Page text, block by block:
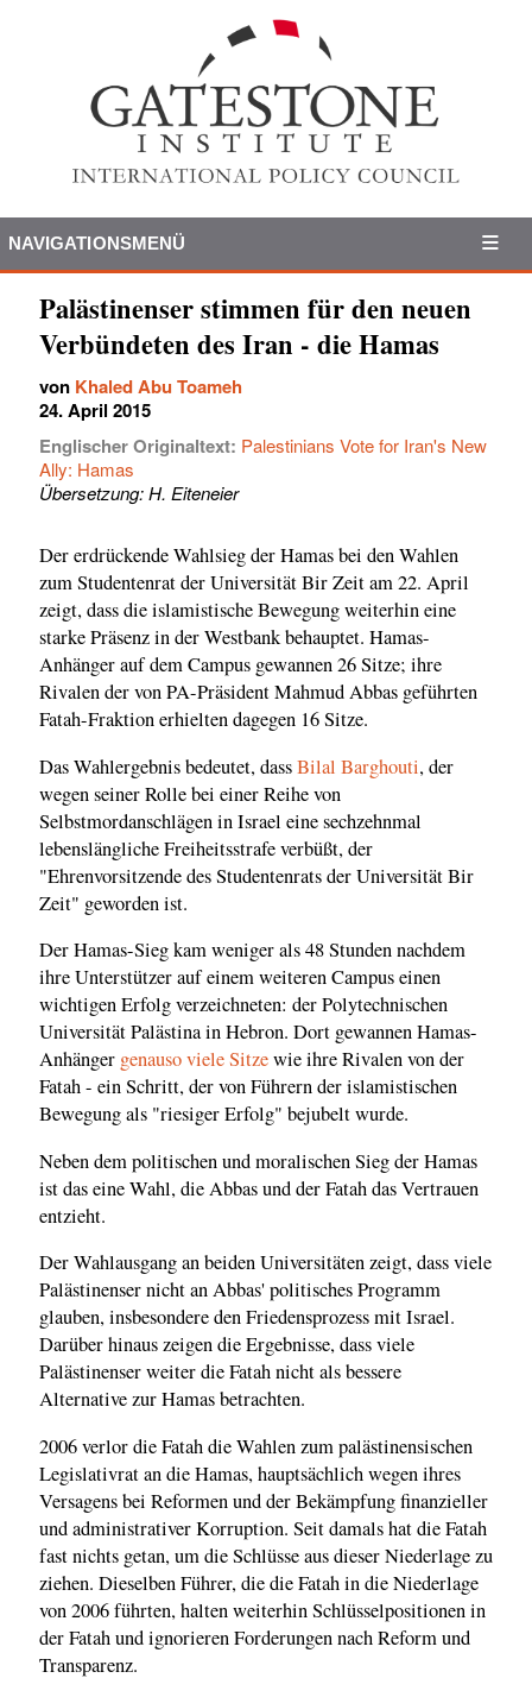
NAVIGATIONSMENÜ
Palästinenser stimmen für den neuen
Verbündeten des Iran - die Hamas
von Khaled Abu Toameh
24. April 2015
Englischer Originaltext: Palestinians Vote for Iran's New
Ally: Hamas
Übersetzung: H. Eiteneier
Der erdrückende Wahlsieg der Hamas bei den Wahlen
zum Studentenrat der Universität Bir Zeit am 22. April
zeigt, dass die islamistische Bewegung weiterhin eine
starke Präsenz in der Westbank behauptet. Hamas-
Anhänger auf dem Campus gewannen 26 Sitze; ihre
Rivalen der von PA-Präsident Mahmud Abbas geführten
Fatah-Fraktion erhielten dagegen 16 Sitze.
Das Wahlergebnis bedeutet, dassBilal Barghouti, der
wegen seiner Rolle bei einer Reihe von
Selbstmordanschlägen in Israel eine sechzehnmal
lebenslängliche Freiheitsstrafe verbüßt, der
"Ehrenvorsitzende des Studentenrats der Universität Bir
Zeit" geworden ist.
Der Hamas-Sieg kam weniger als 48 Stunden nachdem
ihre Unterstützer auf einem weiteren Campus einen
wichtigen Erfolg verzeichneten: der Polytechnischen
Universität Palästina in Hebron. Dort gewannen Hamas-
Anhänger genauso viele Sitzewie ihre Rivalen von der
Fatah - ein Schritt, der von Führern der islamistischen
Bewegung als "riesiger Erfolg" bejubelt wurde.
Neben dem politischen und moralischen Sieg der Hamas
ist das eine Wahl, die Abbas und der Fatah das Vertrauen
entzieht.
Der Wahlausgang an beiden Universitäten zeigt, dass viele
Palästinenser nicht an Abbas' politisches Programm
glauben, insbesondere den Friedensprozess mit Israel.
Darüber hinaus zeigen die Ergebnisse, dass viele
Palästinenser weiter die Fatah nicht als bessere
Alternative zur Hamas betrachten.
2006 verlor die Fatah die Wahlen zum palästinensischen
Legislativrat an die Hamas, hauptsächlich wegen ihres
Versagens bei Reformen und der Bekämpfung finanzieller
und administrativer Korruption. Seit damals hat die Fatah
fast nichts getan, um die Schlüsse aus dieser Niederlage zu
ziehen. Dieselben Führer, die die Fatah in die Niederlage
von 2006 führten, halten weiterhin Schlüsselpositionen in
der Fatah und ignorieren Forderungen nach Reform und
Transparenz.